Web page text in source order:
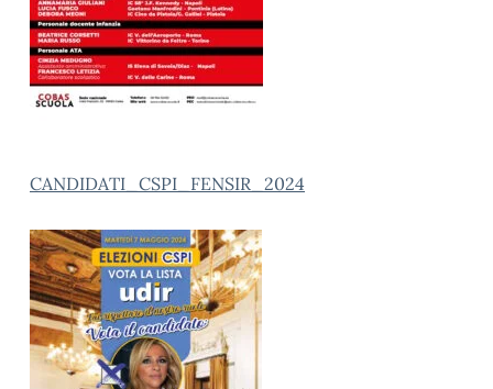
CANDIDATI_CSPI_FENSIR_2024